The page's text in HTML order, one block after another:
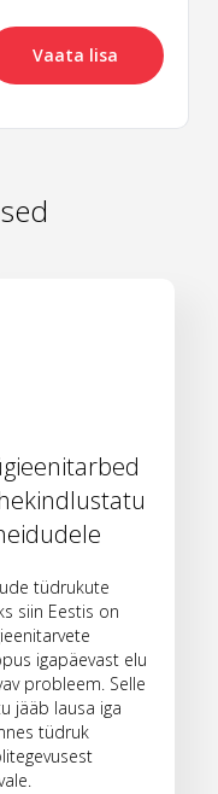
Vaata lisa
tüdrukute
siin Eestis on
igapäevast elu
probleem. Selle
jääb lausa iga
tüdruk